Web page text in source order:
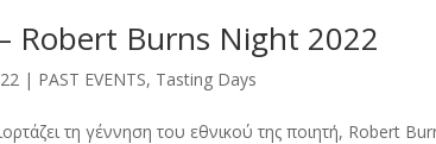
Robert Burns Night 2022
| PAST EVENTS, Tasting Days
τη γέννηση του εθνικού της ποιητή, Robert